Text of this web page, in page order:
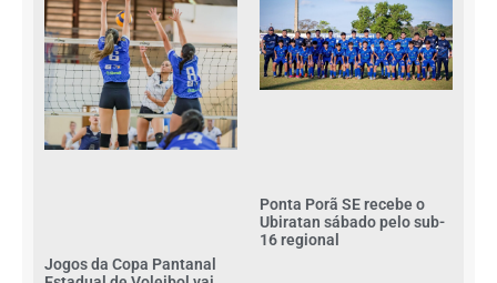
Jogos da Copa Pantanal
Ponta Porã SE recebe o
Ubiratan sábado pelo sub-
16 regional